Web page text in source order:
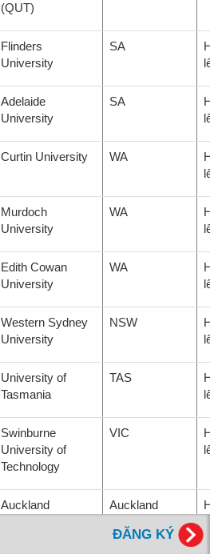
(QUT)
Flinders
University
SA
Adelaide
University
SA
Curtin University WA
Murdoch
University
WA
Edith Cowan
University
WA
Western Sydney
University
NSW
University of
Tasmania
TAS
Swinburne
University of
Technology
VIC
Auckland
Auckland
ĐĂNG KÝ